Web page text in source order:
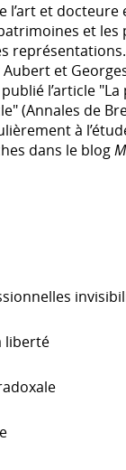
l’art et
et
et
l’article "La
" (Annales de
à
dans le blog
liberté